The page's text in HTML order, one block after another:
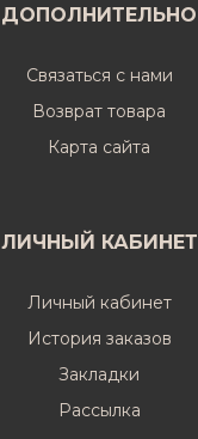
ДОПОЛНИТЕЛЬНО
Связаться с нами
Возврат товара
Карта сайта
ЛИЧНЫЙ КАБИНЕТ
Личный кабинет
История заказов
Закладки
Рассылка